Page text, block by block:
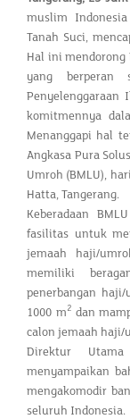
muslim
Tanah Suci,
Hal ini mendorong
yang berperan
Penyelenggaraan
komitmennya
Menanggapi hal
Angkasa Pura
Umroh (BMLU),
Hatta, Tangerang.
Keberadaan
fasilitas untuk
jemaah haji/
memiliki
penerbangan
1000 m2 dan
calon jemaah haji/
Direktur
menyampaikan
mengakomodir
seluruh Indonesia.